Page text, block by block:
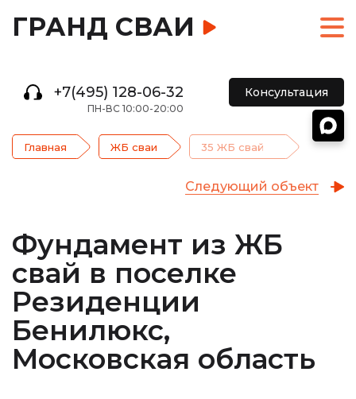
ГРАНД СВАИ
+7(495) 128-06-32
ПН-ВС 10:00-20:00
Консультация
Главная ЖБ сваи 35 ЖБ свай
Следующий объект
Фундамент из ЖБ
свай в поселке
Резиденции
Бенилюкс,
Московская область